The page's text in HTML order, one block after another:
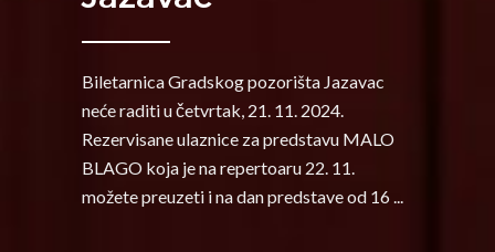
Biletarnica Gradskog pozorišta Jazavac
neće raditi u četvrtak, 21. 11. 2024.
Rezervisane ulaznice za predstavu MALO
BLAGO koja je na repertoaru 22. 11.
možete preuzeti i na dan predstave od 16